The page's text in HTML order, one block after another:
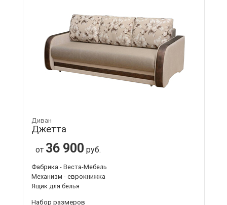
Диван
Джетта
от 36 900 руб.
Фабрика - Веста-Мебель
Механизм - еврокнижка
Ящик для белья
Набор размеров